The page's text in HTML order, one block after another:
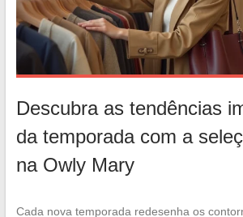
Descubra as tendências
da temporada com a
na Owly Mary
Cada nova temporada redesenha os